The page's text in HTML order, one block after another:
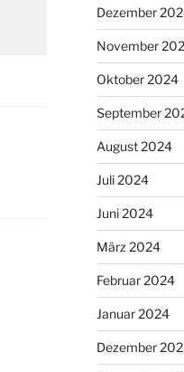
Dezember
November
Oktober 2024
September
August 2024
Juli 2024
Juni 2024
März 2024
Februar 2024
Januar 2024
Dezember